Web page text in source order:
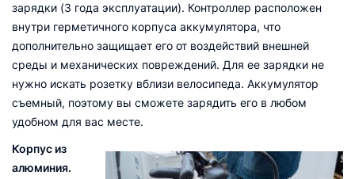
зарядки (3 года эксплуатации). Контроллер расположен
внутри герметичного корпуса аккумулятора, что
дополнительно защищает его от воздействий внешней
среды и механических повреждений. Для ее зарядки не
нужно искать розетку вблизи велосипеда. Аккумулятор
съемный, поэтому вы сможете зарядить его в любом
удобном для вас месте.
Корпус из
алюминия.